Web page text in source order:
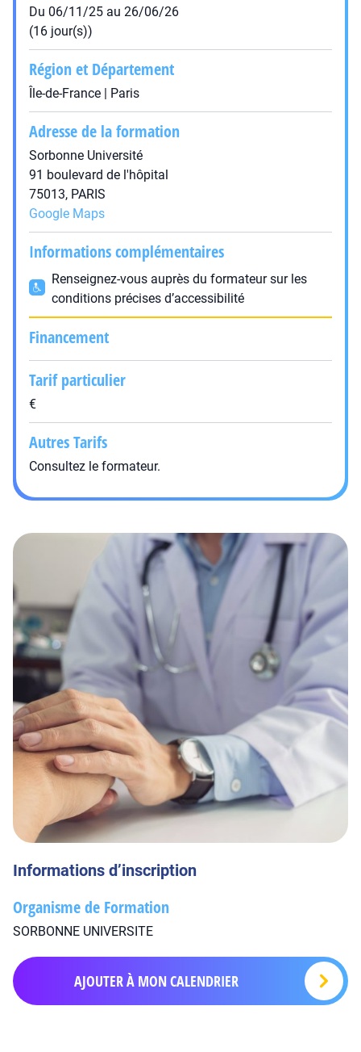
Du 06/11/25 au 26/06/26
(16 jour(s))
Région et Département
Île-de-France | Paris
Adresse de la formation
Sorbonne Université
91 boulevard de l'hôpital
75013, PARIS
Google Maps
Informations complémentaires
Renseignez-vous auprès du formateur sur les
conditions précises d’accessibilité
Financement
Tarif particulier
€
Autres Tarifs
Consultez le formateur.
Informations d’inscription
Organisme de Formation
SORBONNE UNIVERSITE
AJOUTER À MON CALENDRIER